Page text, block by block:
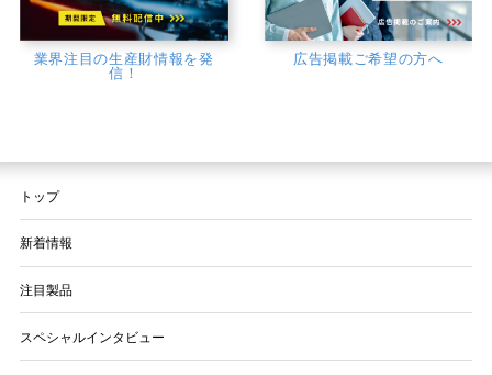
業界注目の生産財情報を発
信！
広告掲載ご希望の方へ
トップ
新着情報
注目製品
スペシャルインタビュー